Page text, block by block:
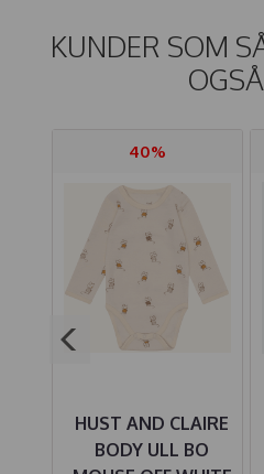
KUNDER SOM
40%
HUST AND CLAIRE
BODY ULL BO